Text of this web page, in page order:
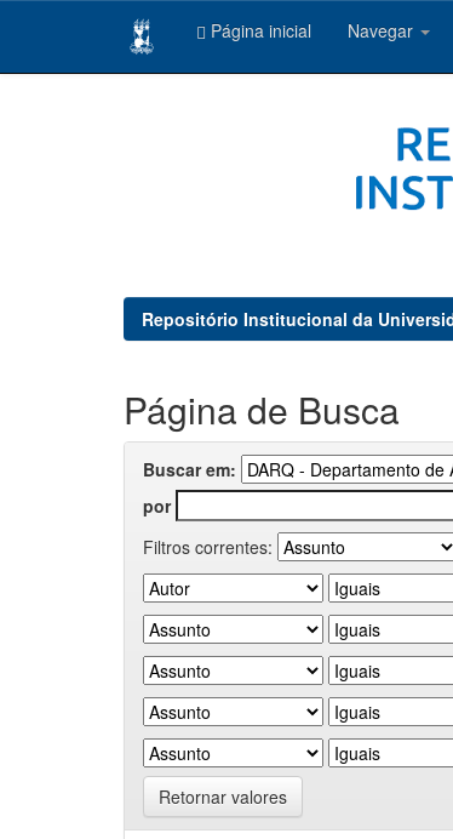
Página inicial Navegar
Repositório Institucional da
Página de Busca
Buscar em:
por
Filtros correntes:
Retornar valores